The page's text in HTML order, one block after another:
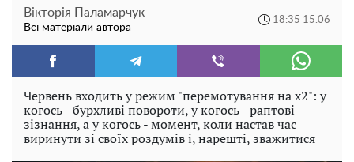
Вікторія Паламарчук
Всі матеріали автора
18:35 15.06
Червень входить у режим "перемотування на x2": у
когось - бурхливі повороти, у когось - раптові
зізнання, а у когось - момент, коли настав час
виринути зі своїх роздумів і, нарешті, зважитися